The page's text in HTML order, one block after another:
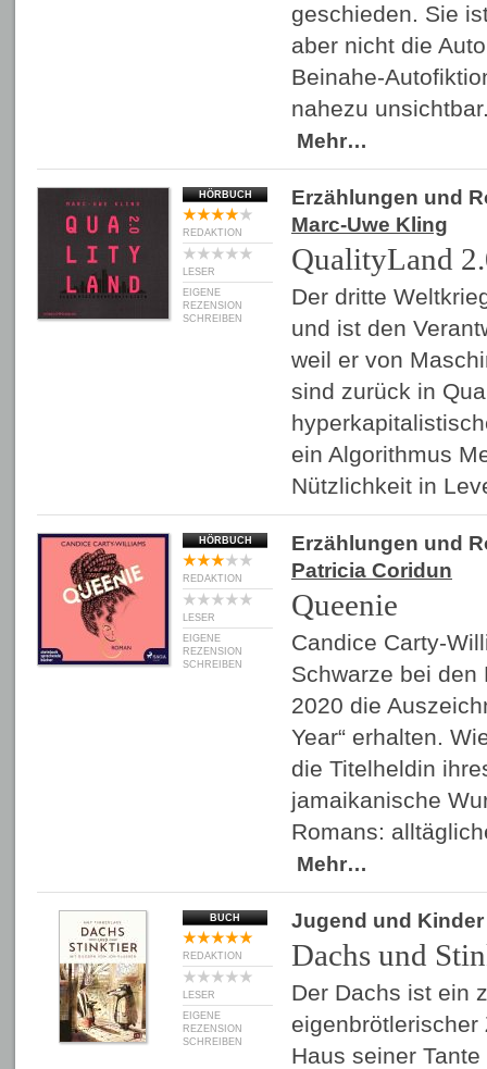
geschieden. Sie
aber nicht die
Beinahe-
nahezu
Mehr…
HÖRBUCH
REDAKTION
LESER
EIGENE
REZENSION
SCHREIBEN
Erzählungen und
Marc-Uwe Kling
QualityLand
Der dritte
und ist den
weil er von
sind zurück in
ein Algorithmus
Nützlichkeit in
HÖRBUCH
REDAKTION
LESER
EIGENE
REZENSION
SCHREIBEN
Erzählungen und
Patricia Coridun
Queenie
Candice Carty-
Schwarze bei den
2020 die
Year“ erhalten.
die Titelheldin
jamaikanische
Romans:
Mehr…
BUCH
REDAKTION
LESER
EIGENE
REZENSION
SCHREIBEN
Jugend und Kinder
Dachs und
Der Dachs ist ein
Haus seiner